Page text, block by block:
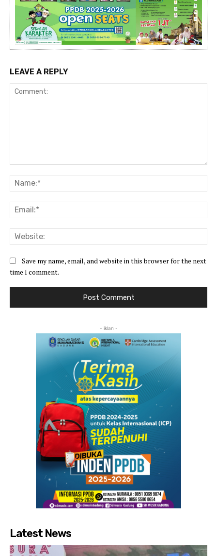
LEAVE A REPLY
Save my name, email, and website in this browser for the next
time I comment.
- iklan -
Latest News